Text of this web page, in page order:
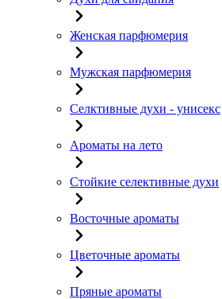
Женская парфюмерия
Мужская парфюмерия
Селктивные духи - унисекс
Ароматы на лето
Стойкие селективные духи
Восточные ароматы
Цветочные ароматы
Пряные ароматы